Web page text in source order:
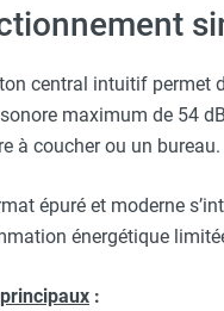
ou froide
chaleur
fioul et
soufflant
destruction
central intuitif permet
maximum de 54
à coucher ou un bureau.
épuré et moderne
énergétique
: